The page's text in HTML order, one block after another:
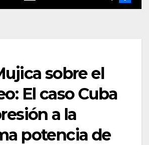
sobre el
El caso Cuba
a la
potencia de